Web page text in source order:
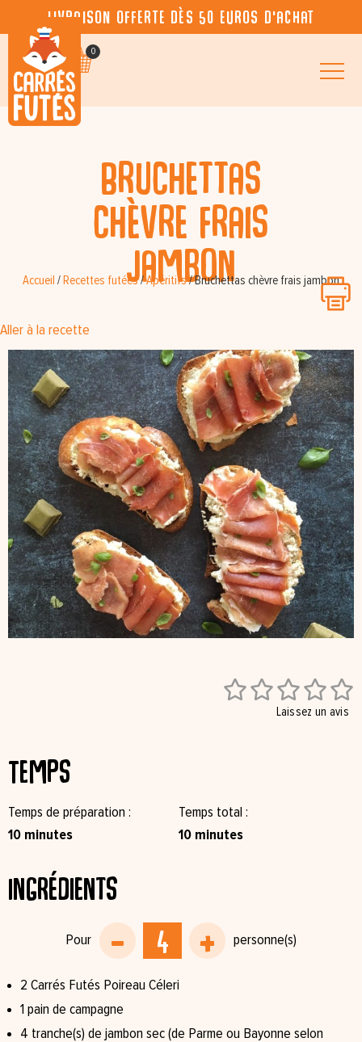
Livraison offerte dès 50 euros d’achat
0
Bruchettas
chèvre frais
jambon
Accueil / Recettes futées/Apéritifs/Bruchettas chèvre frais jambon
Aller à la recette

Laissez un avis
Temps
Temps de préparation
10 minutes
Temps total
10 minutes
Ingrédients
2 Carrés Futés Poireau Céleri
1 pain de campagne
4 tranche(s) de jambon sec (de Parme ou Bayonne selon